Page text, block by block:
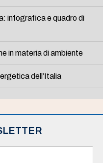
infografica e quadro di
in materia di ambiente
dell’Italia